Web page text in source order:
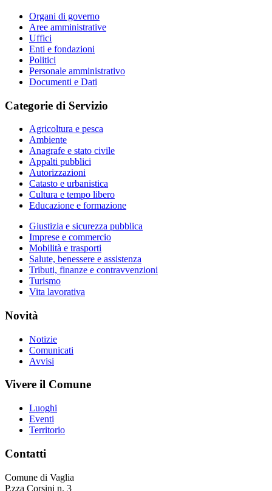
Organi di governo
Aree amministrative
Uffici
Enti e fondazioni
Politici
Personale amministrativo
Documenti e Dati
Categorie di Servizio
Agricoltura e pesca
Ambiente
Anagrafe e stato civile
Appalti pubblici
Autorizzazioni
Catasto e urbanistica
Cultura e tempo libero
Educazione e formazione
Giustizia e sicurezza pubblica
Imprese e commercio
Mobilità e trasporti
Salute, benessere e assistenza
Tributi, finanze e contravvenzioni
Turismo
Vita lavorativa
Novità
Notizie
Comunicati
Avvisi
Vivere il Comune
Luoghi
Eventi
Territorio
Contatti
Comune di Vaglia
P.zza Corsini n. 3